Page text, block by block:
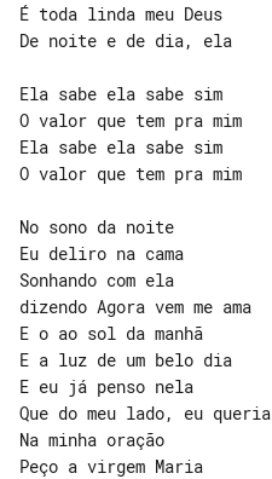
É toda linda meu Deus
De noite e de dia, ela
Ela sabe ela sabe sim
O valor que tem pra mim
Ela sabe ela sabe sim
O valor que tem pra mim
No sono da noite
Eu deliro na cama
Sonhando com ela
dizendo Agora vem me ama
E o ao sol da manhã
E a luz de um belo dia
E eu já penso nela
Que do meu lado, eu queria
Na minha oração
Peço a virgem Maria